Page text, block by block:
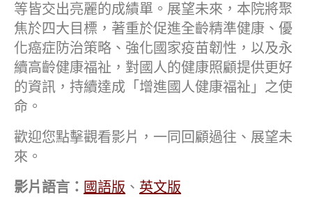
等皆交出亮麗的成績單。展望未來，本院將聚
焦於四大目標，著重於促進全齡精準健康、優
化癌症防治策略、強化國家疫苗韌性，以及永
續高齡健康福祉，對國人的健康照顧提供更好
的資訊，持續達成「增進國人健康福祉」之使
命。
歡迎您點擊觀看影片，一同回顧過往、展望未
來。
影片語言： 國語版 、 英文版